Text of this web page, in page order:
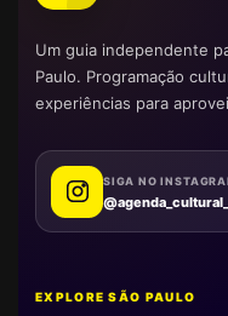
Um guia independente
Paulo. Programação
experiências para
SIGA NO
EXPLORE SÃO PAULO